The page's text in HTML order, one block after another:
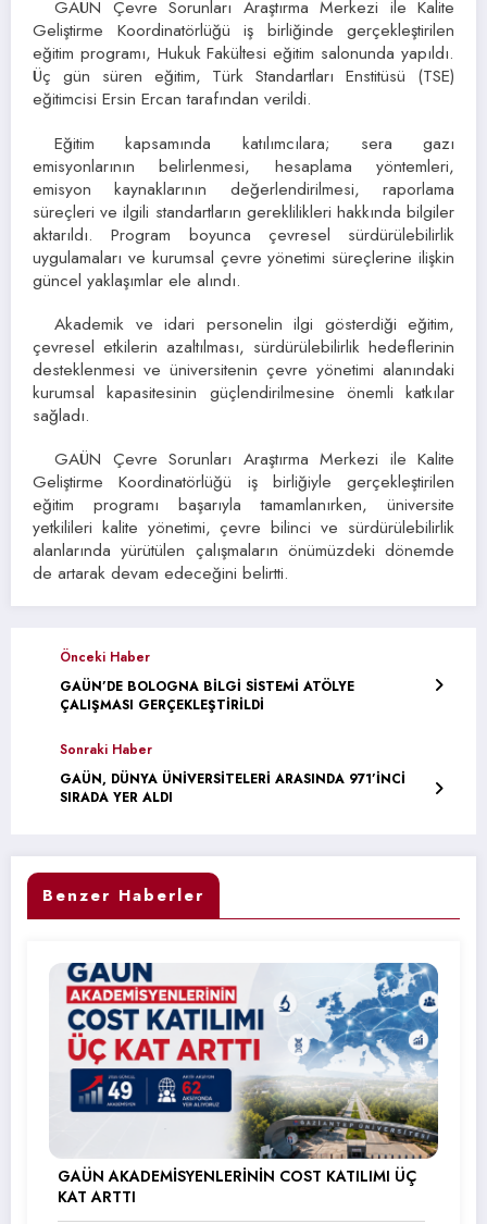
GAÜN Çevre Sorunları Araştırma Merkezi ile Kalite
Geliştirme Koordinatörlüğü iş birliğinde gerçekleştirilen
eğitim programı, Hukuk Fakültesi eğitim salonunda yapıldı.
Üç gün süren eğitim, Türk Standartları Enstitüsü (TSE)
eğitimcisi Ersin Ercan tarafından verildi.
Eğitim kapsamında katılımcılara; sera gazı
emisyonlarının belirlenmesi, hesaplama yöntemleri,
emisyon kaynaklarının değerlendirilmesi, raporlama
süreçleri ve ilgili standartların gereklilikleri hakkında bilgiler
aktarıldı. Program boyunca çevresel sürdürülebilirlik
uygulamaları ve kurumsal çevre yönetimi süreçlerine ilişkin
güncel yaklaşımlar ele alındı.
Akademik ve idari personelin ilgi gösterdiği eğitim,
çevresel etkilerin azaltılması, sürdürülebilirlik hedeflerinin
desteklenmesi ve üniversitenin çevre yönetimi alanındaki
kurumsal kapasitesinin güçlendirilmesine önemli katkılar
sağladı.
GAÜN Çevre Sorunları Araştırma Merkezi ile Kalite
Geliştirme Koordinatörlüğü iş birliğiyle gerçekleştirilen
eğitim programı başarıyla tamamlanırken, üniversite
yetkilileri kalite yönetimi, çevre bilinci ve sürdürülebilirlik
alanlarında yürütülen çalışmaların önümüzdeki dönemde
de artarak devam edeceğini belirtti.
Önceki Haber
GAÜN’DE BOLOGNA BİLGİ SİSTEMİ ATÖLYE
ÇALIŞMASI GERÇEKLEŞTİRİLDİ
Sonraki Haber
GAÜN, DÜNYA ÜNİVERSİTELERİ ARASINDA 971’İNCİ
SIRADA YER ALDI
Benzer Haberler
GAÜN AKADEMİSYENLERİNİN COST KATILIMI ÜÇ
KAT ARTTI